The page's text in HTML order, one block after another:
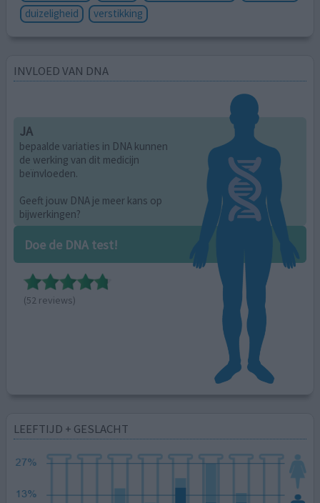
duizeligheid
verstikking
INVLOED VAN DNA
JA
bepaalde variaties in DNA kunnen
de werking van dit medicijn
beïnvloeden.
Geeft jouw DNA je meer kans op
bijwerkingen?
Doe de DNA test!
(52 reviews)
LEEFTIJD + GESLACHT